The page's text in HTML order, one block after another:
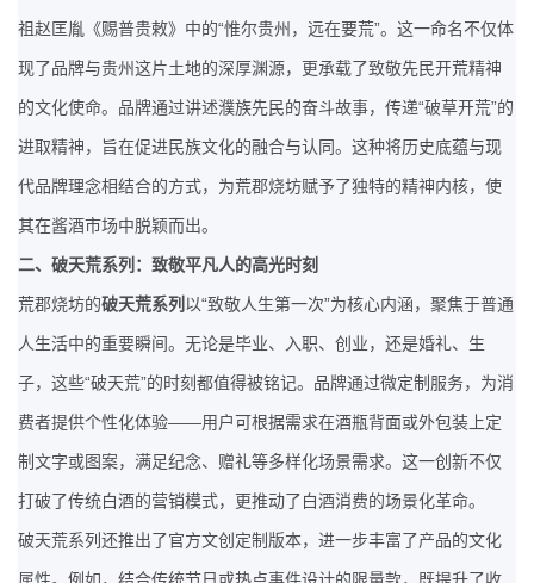
祖赵匡胤《赐普贵敕》中的“惟尔贵州，远在要荒”。这一命名不仅体
现了品牌与贵州这片土地的深厚渊源，更承载了致敬先民开荒精神
的文化使命。品牌通过讲述濮族先民的奋斗故事，传递“破草开荒”的
进取精神，旨在促进民族文化的融合与认同。这种将历史底蕴与现
代品牌理念相结合的方式，为荒郡烧坊赋予了独特的精神内核，使
其在酱酒市场中脱颖而出。
二、破天荒系列：致敬平凡人的高光时刻
荒郡烧坊的破天荒系列 以“致敬人生第一次”为核心内涵，聚焦于普通
人生活中的重要瞬间。无论是毕业、入职、创业，还是婚礼、生
子，这些“破天荒”的时刻都值得被铭记。品牌通过微定制服务，为消
费者提供个性化体验——用户可根据需求在酒瓶背面或外包装上定
制文字或图案，满足纪念、赠礼等多样化场景需求。这一创新不仅
打破了传统白酒的营销模式，更推动了白酒消费的场景化革命。
破天荒系列还推出了官方文创定制版本，进一步丰富了产品的文化